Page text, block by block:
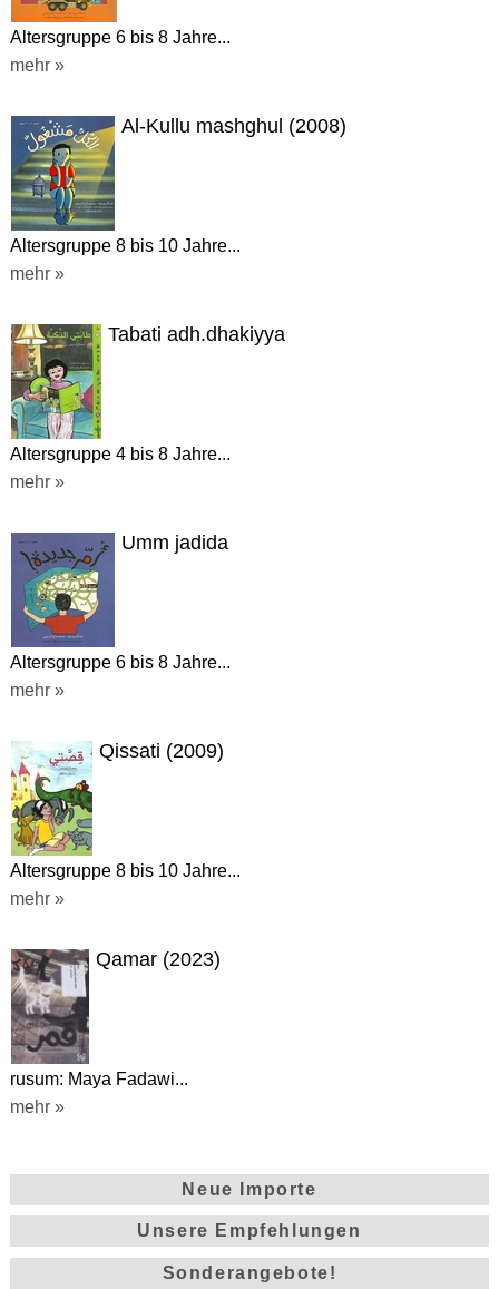
Altersgruppe 6 bis 8 Jahre...
mehr »
Al-Kullu mashghul (2008)
Altersgruppe 8 bis 10 Jahre...
mehr »
Tabati adh.dhakiyya
Altersgruppe 4 bis 8 Jahre...
mehr »
Umm jadida
Altersgruppe 6 bis 8 Jahre...
mehr »
Qissati (2009)
Altersgruppe 8 bis 10 Jahre...
mehr »
Qamar (2023)
rusum: Maya Fadawi...
mehr »
Neue Importe
Unsere Empfehlungen
Sonderangebote!